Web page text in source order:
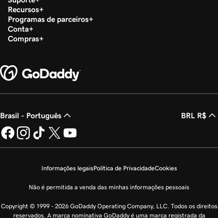
Crie uma caixa de correio compartilhada
Aula 24 (de 37)
Crie um grupo de distribuição de email no
Aula 25 (de 37)
Alterar o nome de exibição do email
Alterar o nome de domínio associado ao meu
email
1m 36s
Aula 27 (de 37)
email Microsoft 365
Aula 28 (de 37)
Fazer backup do meu email no Microsoft 365
Recursos
Programas de parceiros
Conta
Compras
Brasil - Português BRL R$
Informações legaisPolítica de PrivacidadeCookies
Não é permitida a venda das minhas informações pessoais
Copyright © 1999 - 2026 GoDaddy Operating Company, LLC. Todos os direitos
reservados. A marca nominativa GoDaddy é uma marca registrada da